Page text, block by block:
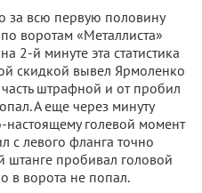
за всю первую половину
воротам «Металлиста»
2-й минуте эта статистика
скидкой вывел Ярмоленко
штрафной и от пробил
А еще через минуту
голевой момент
с левого фланга точно
штанге пробивал головой
в ворота не попал.